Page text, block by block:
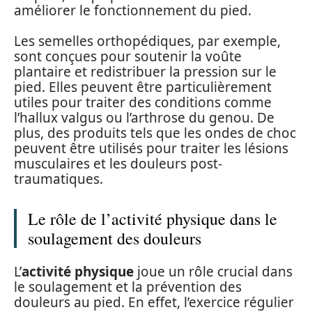
améliorer le fonctionnement du pied.
Les semelles orthopédiques, par exemple,
sont conçues pour soutenir la voûte
plantaire et redistribuer la pression sur le
pied. Elles peuvent être particulièrement
utiles pour traiter des conditions comme
l’hallux valgus ou l’arthrose du genou. De
plus, des produits tels que les ondes de choc
peuvent être utilisés pour traiter les lésions
musculaires et les douleurs post-
traumatiques.
Le rôle de l’activité physique dans le
soulagement des douleurs
L’activité physique joue un rôle crucial dans
le soulagement et la prévention des
douleurs au pied. En effet, l’exercice régulier